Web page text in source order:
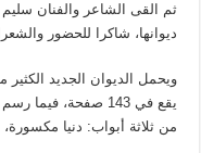
ثم القى الشاعر والفنان
ديوانها، شاكرا للحضور
ويحمل الديوان الجديد
يقع في 143 صفحة،
من ثلاثة أبواب: دنيا